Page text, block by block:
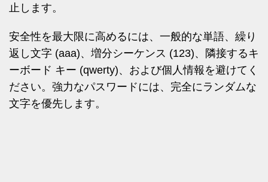
止します。
安全性を最大限に高めるには、一般的な単語、繰り
返し文字 (aaa)、増分シーケンス (123)、隣接するキ
ーボード キー (qwerty)、および個人情報を避けてく
ださい。強力なパスワードには、完全にランダムな
文字を優先します。